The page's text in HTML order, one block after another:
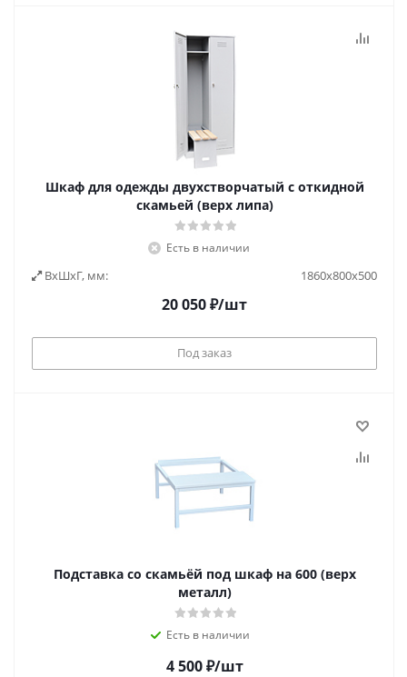
Шкаф для одежды двухстворчатый с откидной
скамьей (верх липа)
Есть в наличии
ВxШxГ, мм: 1860х800х500
20 050₽/шт
Под заказ
Подставка со скамьёй под шкаф на 600 (верх
металл)
Есть в наличии
4 500₽/шт